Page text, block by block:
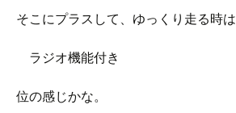
そこにプラスして、ゆっくり走る時は
ラジオ機能付き
位の感じかな。